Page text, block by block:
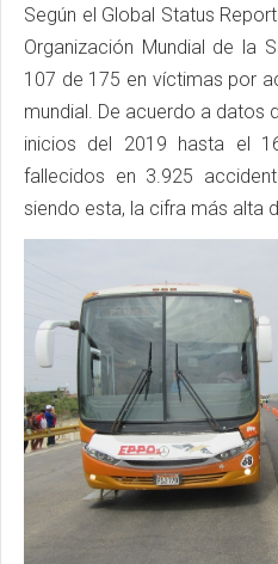
Según el Global Status
Organización Mundial de la
107 de 175 en víctimas por
mundial. De acuerdo a datos
inicios del 2019 hasta el
fallecidos en 3.925
siendo esta, la cifra más alta